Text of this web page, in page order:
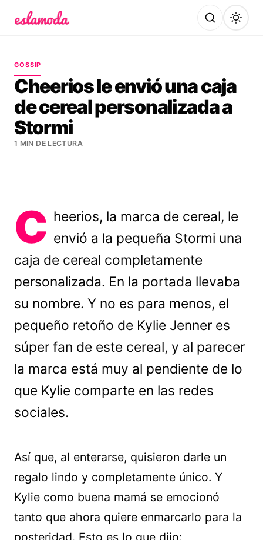
GOSSIP
Cheerios le envió una caja
de cereal personalizada a
Stormi
1 MIN DE LECTURA
C heerios, la marca de cereal, le
envió a la pequeña Stormi una
caja de cereal completamente
personalizada. En la portada llevaba
su nombre. Y no es para menos, el
pequeño retoño de Kylie Jenner es
súper fan de este cereal, y al parecer
la marca está muy al pendiente de lo
que Kylie comparte en las redes
sociales.
Así que, al enterarse, quisieron darle un
regalo lindo y completamente único. Y
Kylie como buena mamá se emocionó
tanto que ahora quiere enmarcarlo para la
posteridad. Esto es lo que dijo: